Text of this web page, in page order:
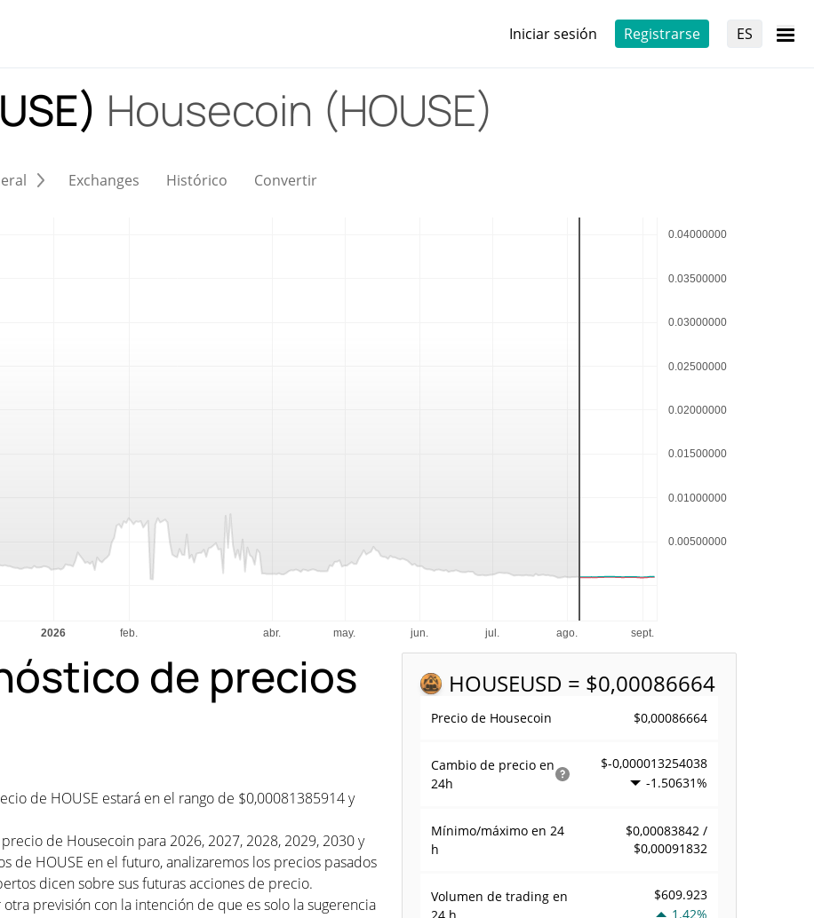
Iniciar sesión Registrarse ES
Housecoin (HOUSE)
Exchanges Histórico Convertir
HOUSEUSD = $0,00086664
Precio de Housecoin $0,00086664
Cambio de precio en
24h
$-0,000013254038
-1.50631%
Mínimo/máximo en 24
h
$0,00083842 /
$0,00091832
Volumen de trading en
$609.923
1.42%
de precios
de HOUSE estará en el rango de $0,00081385914 y
de Housecoin para 2026, 2027, 2028, 2029, 2030 y
de HOUSE en el futuro, analizaremos los precios pasados
dicen sobre sus futuras acciones de precio.
previsión con la intención de que es solo la sugerencia